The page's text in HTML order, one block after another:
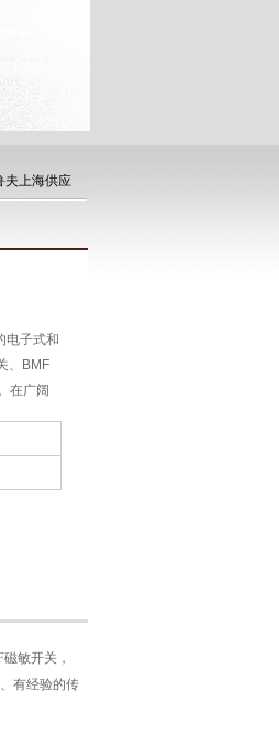
夫上海供应
电子式和
、BMF
在广阔
敏开关，
有经验的传